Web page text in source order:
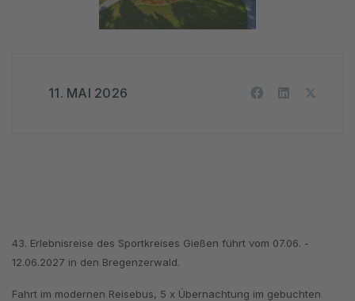
11. MAI 2026
43. Erlebnisreise des Sportkreises Gießen führt vom 07.06. -
12.06.2027 in den Bregenzerwald.
Fahrt im modernen Reisebus, 5 x Übernachtung im gebuchten